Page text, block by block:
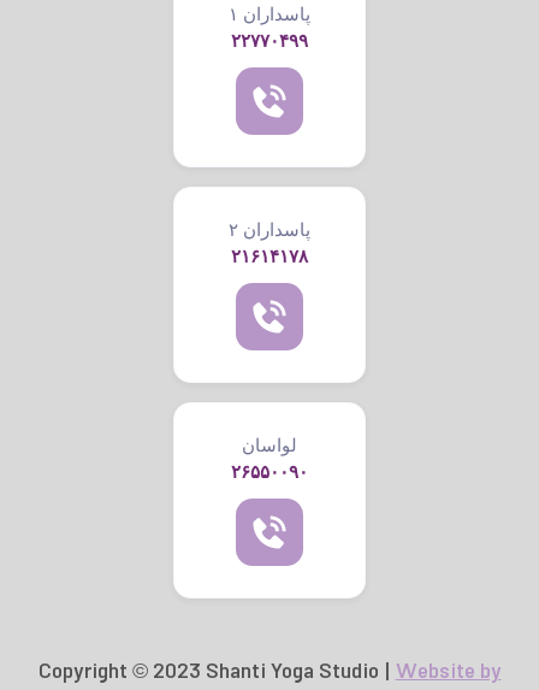
پاسداران ۱
۲۲۷۷۰۴۹۹
پاسداران ۲
۲۱۶۱۴۱۷۸
لواسان
۲۶۵۵۰۰۹۰
Copyright © 2023 Shanti Yoga Studio |Website by